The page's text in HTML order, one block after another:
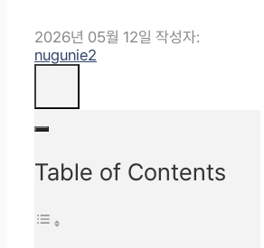
2026년 05월 12일 작성자:
nugunie2
Table of Contents